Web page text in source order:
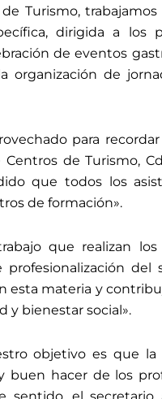
Turismo,
dirigida a los
de eventos
organización de
para
de Turismo,
que todos los
de formación».
que realizan
del
esta materia y
y bienestar social».
objetivo es que
hacer de los